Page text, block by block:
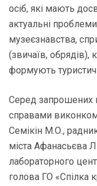
осіб, які мають
актуальні проблеми
музеєзнавства,
(звичаїв, обрядів),
формують
Серед запрошених
справами
Семікін М.О.,
міста Афанасьєва
лабораторного
голова ГО «Спілка